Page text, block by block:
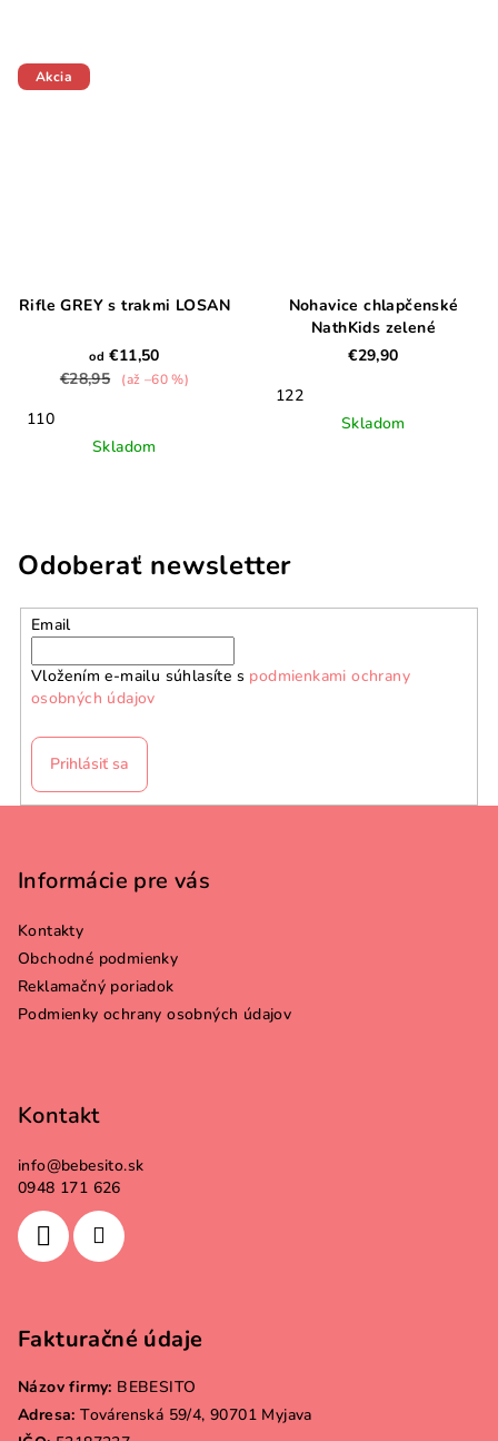
Akcia
Rifle GREY s trakmi LOSAN
od €11,50
€28,95
(až –60 %)
110
Skladom
Nohavice chlapčenské
NathKids zelené
€29,90
122
Skladom
Odoberať newsletter
Email
Vložením e-mailu súhlasíte s podmienkami ochrany
osobných údajov
Prihlásiť sa
Informácie pre vás
Kontakty
Obchodné podmienky
Reklamačný poriadok
Podmienky ochrany osobných údajov
Kontakt
info@bebesito.sk
0948 171 626
Fakturačné údaje
Názov firmy: BEBESITO
Adresa: Továrenská 59/4, 90701 Myjava